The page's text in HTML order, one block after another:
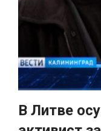
В Литве